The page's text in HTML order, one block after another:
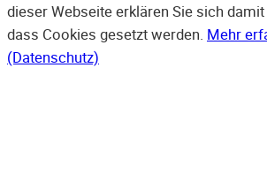
dieser Webseite erklären Sie sich
dass Cookies gesetzt werden. Mehr
(Datenschutz)